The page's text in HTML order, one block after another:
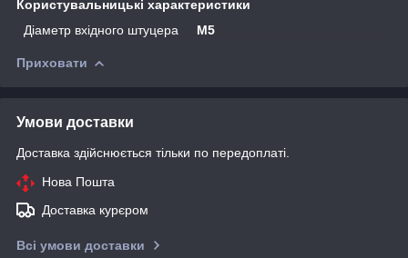
Користувальницькі характеристики
Діаметр вхідного штуцера
M5
Приховати
Умови доставки
Доставка здійснюється тільки по передоплаті.
Нова Пошта
Доставка курєром
Всі умови доставки